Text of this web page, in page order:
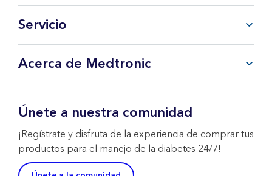
Servicio
Mi cuenta
CareLink™ Personal
Contacta con nosotros
Acerca de Medtronic
Sobre Medtronic
Únete a nuestra comunidad
¡Regístrate y disfruta de la experiencia de comprar tus
productos para el manejo de la diabetes 24/7!